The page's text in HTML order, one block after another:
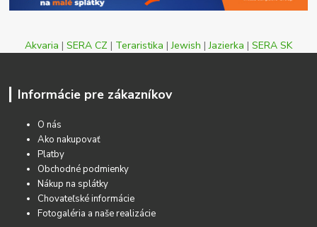
Akvaria | SERA CZ | Teraristika |Jewish |Jazierka | SERA SK
Informácie pre zákazníkov
O nás
Ako nakupovať
Platby
Obchodné podmienky
Nákup na splátky
Chovateľské informácie
Fotogaléria a naše realizácie